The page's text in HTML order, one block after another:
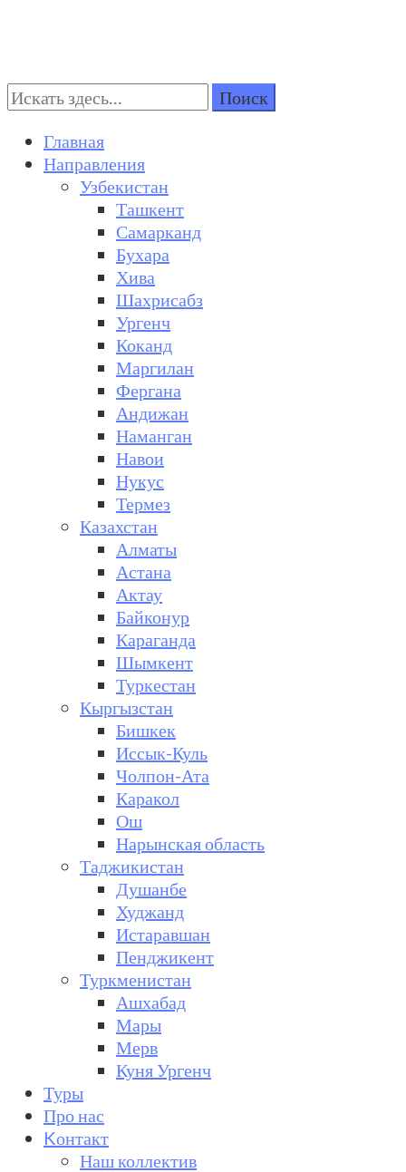
Turkestan Travel
Discover Central Asia
Поиск:
Главная
Направления
Узбекистан
Ташкент
Самарканд
Бухара
Хива
Шахрисабз
Ургенч
Коканд
Маргилан
Фергана
Андижан
Наманган
Навои
Нукус
Термез
Казахстан
Алматы
Астана
Актау
Байконур
Караганда
Шымкент
Туркестан
Кыргызстан
Бишкек
Иссык-Куль
Чолпон-Ата
Каракол
Ош
Нарынская область
Таджикистан
Душанбе
Худжанд
Истаравшан
Пенджикент
Туркменистан
Ашхабад
Мары
Мерв
Куня Ургенч
Туры
Про нас
Kонтакт
Наш коллектив